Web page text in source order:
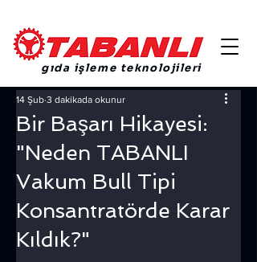
gıda işleme teknolojileri
Bir Başarı Hikayesi:
"Neden TABANLI
Vakum Bull Tipi
Konsantratörde Karar
Kıldık?"
14 Şub 3 dakikada okunur